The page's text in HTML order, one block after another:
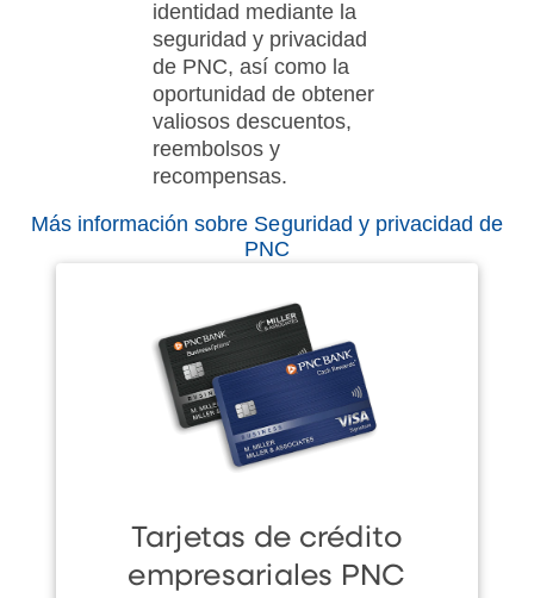
identidad mediante la
seguridad y privacidad
de PNC, así como la
oportunidad de obtener
valiosos descuentos,
reembolsos y
recompensas.
Más información sobre Seguridad y privacidad de
PNC
Tarjetas de crédito
empresariales PNC